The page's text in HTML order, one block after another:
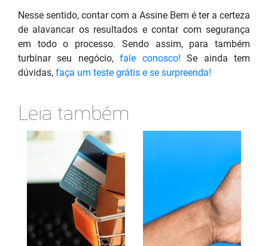
Nesse sentido, contar com a Assine Bem é ter a certeza
de alavancar os resultados e contar com segurança
em todo o processo. Sendo assim, para também
turbinar seu negócio,fale conosco! Se ainda tem
dúvidas, faça um teste grátis e se surpreenda!
Leia também